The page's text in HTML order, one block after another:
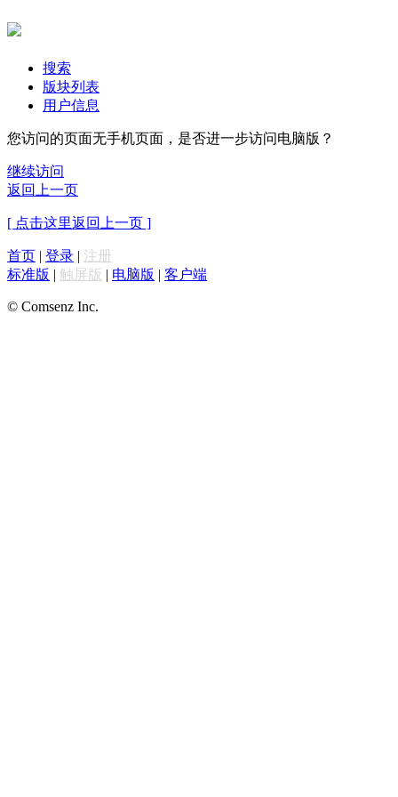
搜索
版块列表
用户信息
您访问的页面无手机页面，是否进一步访问电脑版？
继续访问
返回上一页
[ 点击这里返回上一页 ]
首页 | 登录 | 注册
标准版 | 触屏版 | 电脑版 | 客户端
© Comsenz Inc.